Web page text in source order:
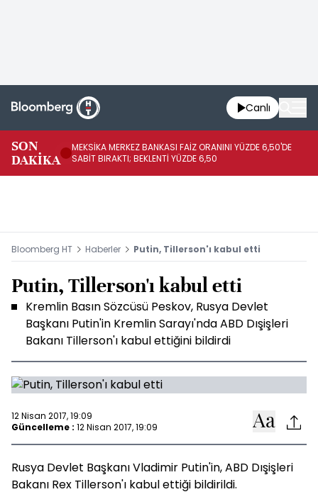
Canlı
SON
DAKİKA
MEKSİKA MERKEZ BANKASI FAİZ ORANINI YÜZDE 6,50'DE
SABİT BIRAKTI; BEKLENTİ YÜZDE 6,50
Bloomberg HT Haberler Putin, Tillerson'ı kabul etti
Putin, Tillerson'ı kabul etti
Kremlin Basın Sözcüsü Peskov, Rusya Devlet
Başkanı Putin'in Kremlin Sarayı'nda ABD Dışişleri
Bakanı Tillerson'ı kabul ettiğini bildirdi
12 Nisan 2017, 19:09
Güncelleme : 12 Nisan 2017, 19:09
Rusya Devlet Başkanı Vladimir Putin'in, ABD Dışişleri
Bakanı Rex Tillerson'ı kabul ettiği bildirildi.